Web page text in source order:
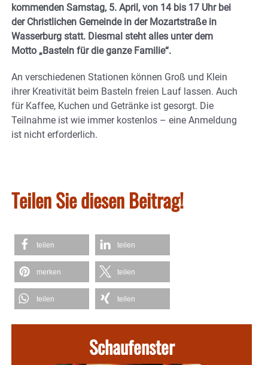
kommenden Samstag, 5. April, von 14 bis 17 Uhr bei
der Christlichen Gemeinde in der Mozartstraße in
Wasserburg statt. Diesmal steht alles unter dem
Motto „Basteln für die ganze Familie“.
An verschiedenen Stationen können Groß und Klein
ihrer Kreativität beim Basteln freien Lauf lassen. Auch
für Kaffee, Kuchen und Getränke ist gesorgt. Die
Teilnahme ist wie immer kostenlos – eine Anmeldung
ist nicht erforderlich.
Teilen Sie diesen Beitrag!
teilen teilen
merken teilen
teilen teilen
Schaufenster